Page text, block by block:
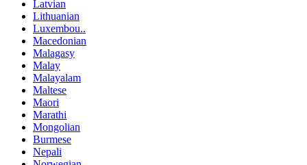
Latvian
Lithuanian
Luxembou..
Macedonian
Malagasy
Malay
Malayalam
Maltese
Maori
Marathi
Mongolian
Burmese
Nepali